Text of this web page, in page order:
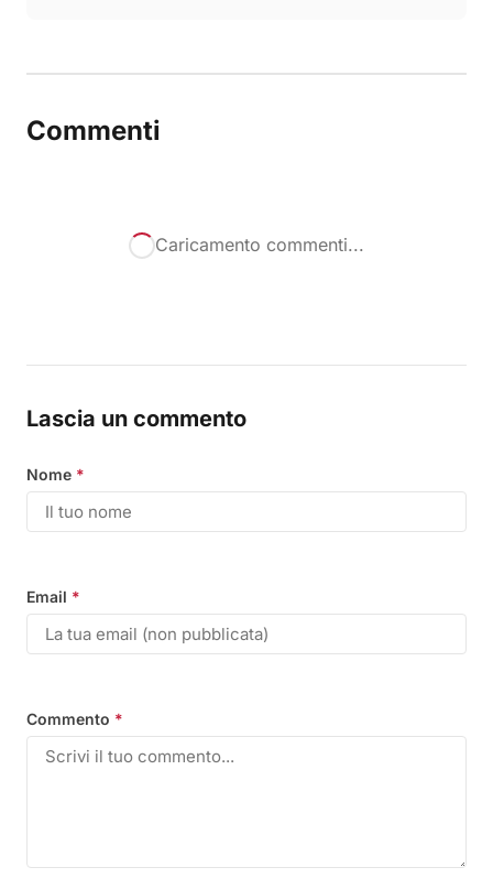
Commenti
Caricamento commenti...
Lascia un commento
Nome *
Email *
Commento *